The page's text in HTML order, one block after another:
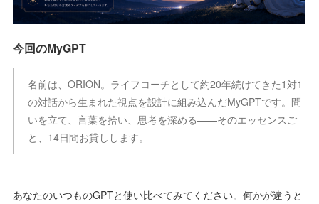
今回のMyGPT
名前は、ORION。ライフコーチとして約20年続けてきた1対1
の対話から生まれた視点を設計に組み込んだMyGPTです。問
いを立て、言葉を拾い、思考を深める——そのエッセンスご
と、14日間お貸しします。
あなたのいつものGPTと使い比べてみてください。何かが違うと